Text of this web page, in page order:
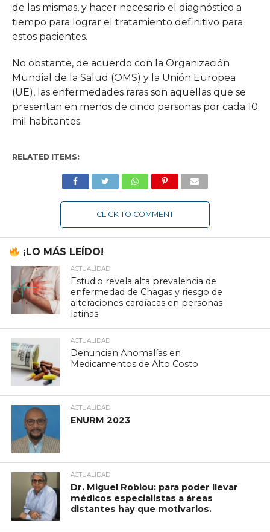
de las mismas, y hacer necesario el diagnóstico a
tiempo para lograr el tratamiento definitivo para
estos pacientes.
No obstante, de acuerdo con la Organización
Mundial de la Salud (OMS) y la Unión Europea
(UE), las enfermedades raras son aquellas que se
presentan en menos de cinco personas por cada 10
mil habitantes.
RELATED ITEMS:
CLICK TO COMMENT
¡LO MÁS LEÍDO!
ACTUALIDAD
Estudio revela alta prevalencia de
enfermedad de Chagas y riesgo de
alteraciones cardíacas en personas
latinas
ACTUALIDAD
Denuncian Anomalías en
Medicamentos de Alto Costo
ACTUALIDAD
ENURM 2023
ACTUALIDAD
Dr. Miguel Robiou: para poder llevar
médicos especialistas a áreas
distantes hay que motivarlos.